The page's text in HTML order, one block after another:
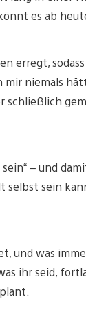
es ab
erregt,
niemals
schließlich
– und
sein
und was
ihr seid,